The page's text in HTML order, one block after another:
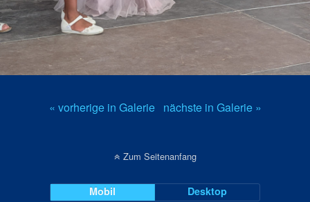
« vorherige in Galerie nächste in Galerie »
Zum Seitenanfang
Mobil Desktop